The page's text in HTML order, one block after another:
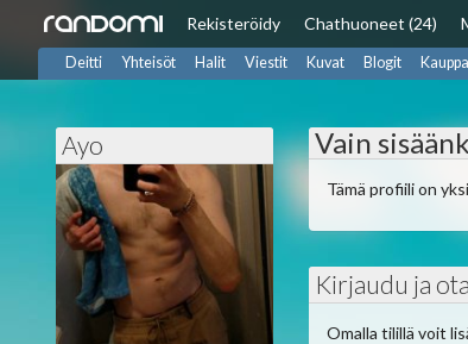
Rekisteröidy Chathuoneet (24)
Deitti Yhteisöt Halit Viestit Kuvat Blogit Kauppa
Ayo Vain
Tämä profiili on
Kirjaudu ja
Omalla tilillä voit